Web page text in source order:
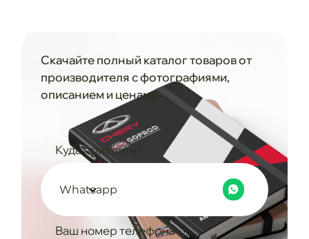
Скачайте полный каталог товаров от
производителя с фотографиями,
описанием и ценами
Куда прислать?
Whatsapp
Ваш номер телефона